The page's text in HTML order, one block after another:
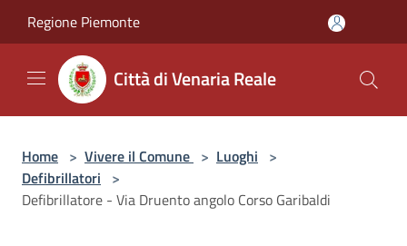
Regione Piemonte
Città di Venaria Reale
Home > Vivere il Comune > Luoghi >
Defibrillatori >
Defibrillatore - Via Druento angolo Corso Garibaldi